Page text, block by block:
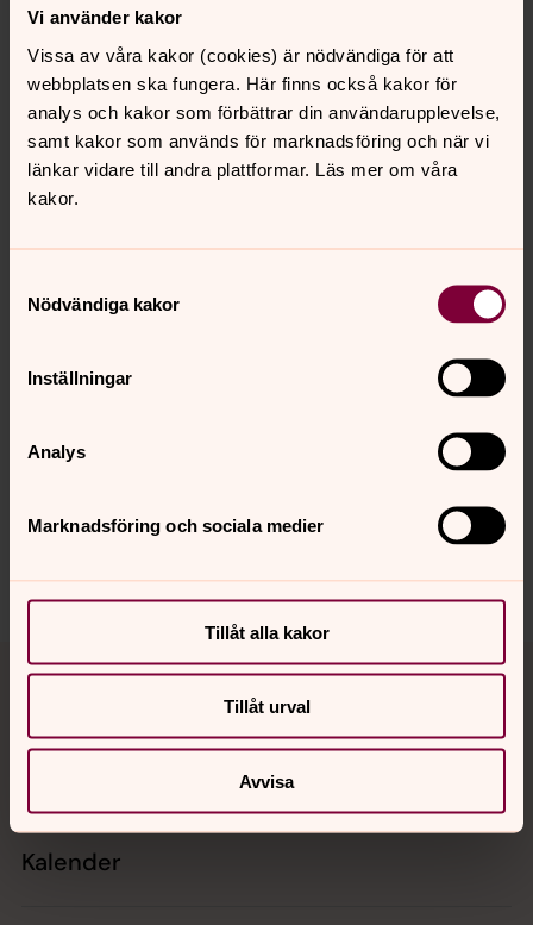
Vi använder kakor
Vissa av våra kakor (cookies) är nödvändiga för att
webbplatsen ska fungera. Här finns också kakor för
analys och kakor som förbättrar din användarupplevelse,
samt kakor som används för marknadsföring och när vi
länkar vidare till andra plattformar. Läs mer om våra
kakor.
Nödvändiga kakor
Inställningar
Analys
Marknadsföring och sociala medier
Tillåt alla kakor
Tillåt urval
Avvisa
0586-675 00
sodrabergslagen@svenskakyrkan.se
Du kan också höra av dig till dataskyddsombudet:
Södra Bergslagens pastorats dataskyddsombud
(DSO)
Erika Malmberg, inTechrity
dataskyddsombud@intechrity.se
innehåll?
Dela
Kalender